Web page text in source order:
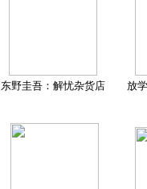
东野圭吾：解忧杂货店 放